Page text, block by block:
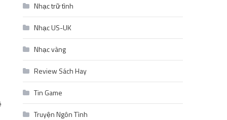
Nhạc trữ tình
Nhạc US-UK
Nhạc vàng
Review Sách Hay
Tin Game
Truyện Ngôn Tình